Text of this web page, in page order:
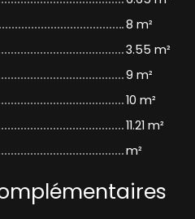
8 m²
3.55 m²
9 m²
10 m²
11.21 m²
m²